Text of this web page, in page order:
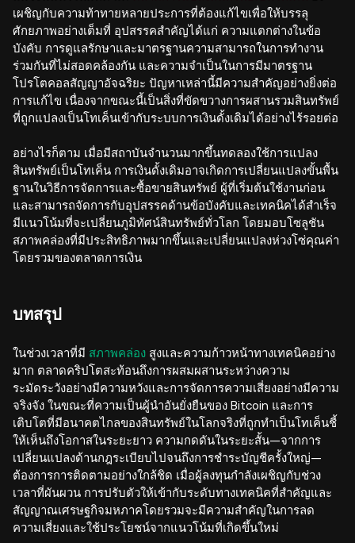
เผชิญกับความท้าทายหลายประการที่ต้องแก้ไขเพื่อให้บรรลุ
ศักยภาพอย่างเต็มที่ อุปสรรคสำคัญได้แก่ ความแตกต่างในข้อ
บังคับ การดูแลรักษาและมาตรฐานความสามารถในการทำงาน
ร่วมกันที่ไม่สอดคล้องกัน และความจำเป็นในการมีมาตรฐาน
โปรโตคอลสัญญาอัจฉริยะ ปัญหาเหล่านี้มีความสำคัญอย่างยิ่งต่อ
การแก้ไข เนื่องจากขณะนี้เป็นสิ่งที่ขัดขวางการผสานรวมสินทรัพย์
ที่ถูกแปลงเป็นโทเค็นเข้ากับระบบการเงินดั้งเดิมได้อย่างไร้รอยต่อ
อย่างไรก็ตาม เมื่อมีสถาบันจำนวนมากขึ้นทดลองใช้การแปลง
สินทรัพย์เป็นโทเค็น การเงินดั้งเดิมอาจเกิดการเปลี่ยนแปลงขั้นพื้น
ฐานในวิธีการจัดการและซื้อขายสินทรัพย์ ผู้ที่เริ่มต้นใช้งานก่อน
และสามารถจัดการกับอุปสรรคด้านข้อบังคับและเทคนิคได้สำเร็จ
มีแนวโน้มที่จะเปลี่ยนภูมิทัศน์สินทรัพย์ทั่วโลก โดยมอบโซลูชัน
สภาพคล่องที่มีประสิทธิภาพมากขึ้นและเปลี่ยนแปลงห่วงโซ่คุณค่า
โดยรวมของตลาดการเงิน
บทสรุป
ในช่วงเวลาที่มี สภาพคล่อง สูงและความก้าวหน้าทางเทคนิคอย่าง
มาก ตลาดคริปโตสะท้อนถึงการผสมผสานระหว่างความ
ระมัดระวังอย่างมีความหวังและการจัดการความเสี่ยงอย่างมีความ
จริงจัง ในขณะที่ความเป็นผู้นำอันยั่งยืนของ Bitcoin และการ
เติบโตที่มีอนาคตไกลของสินทรัพย์ในโลกจริงที่ถูกทำเป็นโทเค็นชี้
ให้เห็นถึงโอกาสในระยะยาว ความกดดันในระยะสั้น—จากการ
เปลี่ยนแปลงด้านกฎระเบียบไปจนถึงการชำระบัญชีครั้งใหญ่—
ต้องการการติดตามอย่างใกล้ชิด เมื่อผู้ลงทุนกำลังเผชิญกับช่วง
เวลาที่ผันผวน การปรับตัวให้เข้ากับระดับทางเทคนิคที่สำคัญและ
สัญญาณเศรษฐกิจมหภาคโดยรวมจะมีความสำคัญในการลด
ความเสี่ยงและใช้ประโยชน์จากแนวโน้มที่เกิดขึ้นใหม่